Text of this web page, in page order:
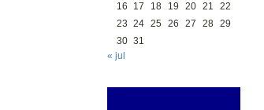
16
17 18 19 20 21
22
23 24 25 26 27 28 29
30 31
« jul